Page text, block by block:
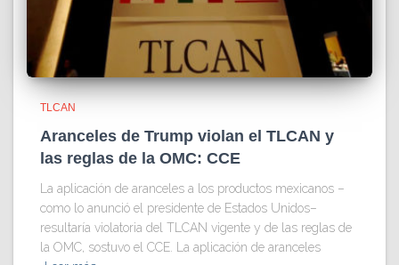
TLCAN
Aranceles de Trump violan el TLCAN y
las reglas de la OMC: CCE
La aplicación de aranceles a los productos mexicanos –
como lo anunció el presidente de Estados Unidos–
resultaría violatoria del TLCAN vigente y de las reglas de
la OMC, sostuvo el CCE. La aplicación de aranceles